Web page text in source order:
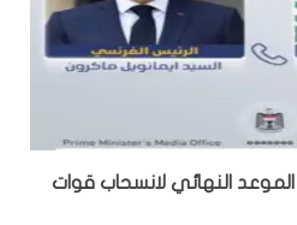
30 أيلول الموعد النهائي لانسحاب قوات